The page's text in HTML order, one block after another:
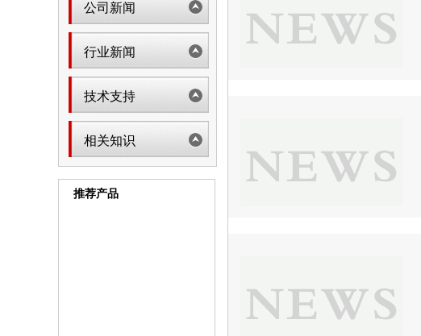
公司新闻
行业新闻
技术支持
相关知识
推荐产品